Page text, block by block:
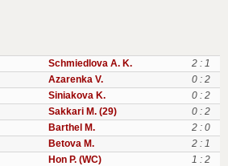
Schmiedlova A. K.
2 : 1
Azarenka V.
0 : 2
Siniakova K.
0 : 2
Sakkari M. (29)
0 : 2
Barthel M.
2 : 0
Betova M.
2 : 1
Hon P. (WC)
1 : 2